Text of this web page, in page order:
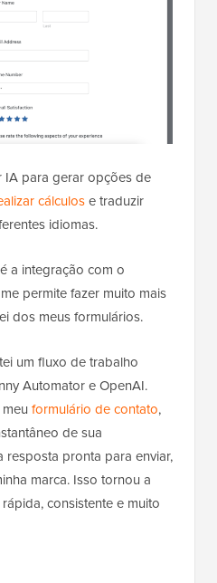
para gerar opções de
cálculose traduzir
idiomas.
a integração com o
permite fazer muito mais
dos meus formulários.
um fluxo de trabalho
Automator e OpenAI.
formulário de contato,
de sua
resposta pronta para enviar,
marca. Isso tornou a
consistente e muito